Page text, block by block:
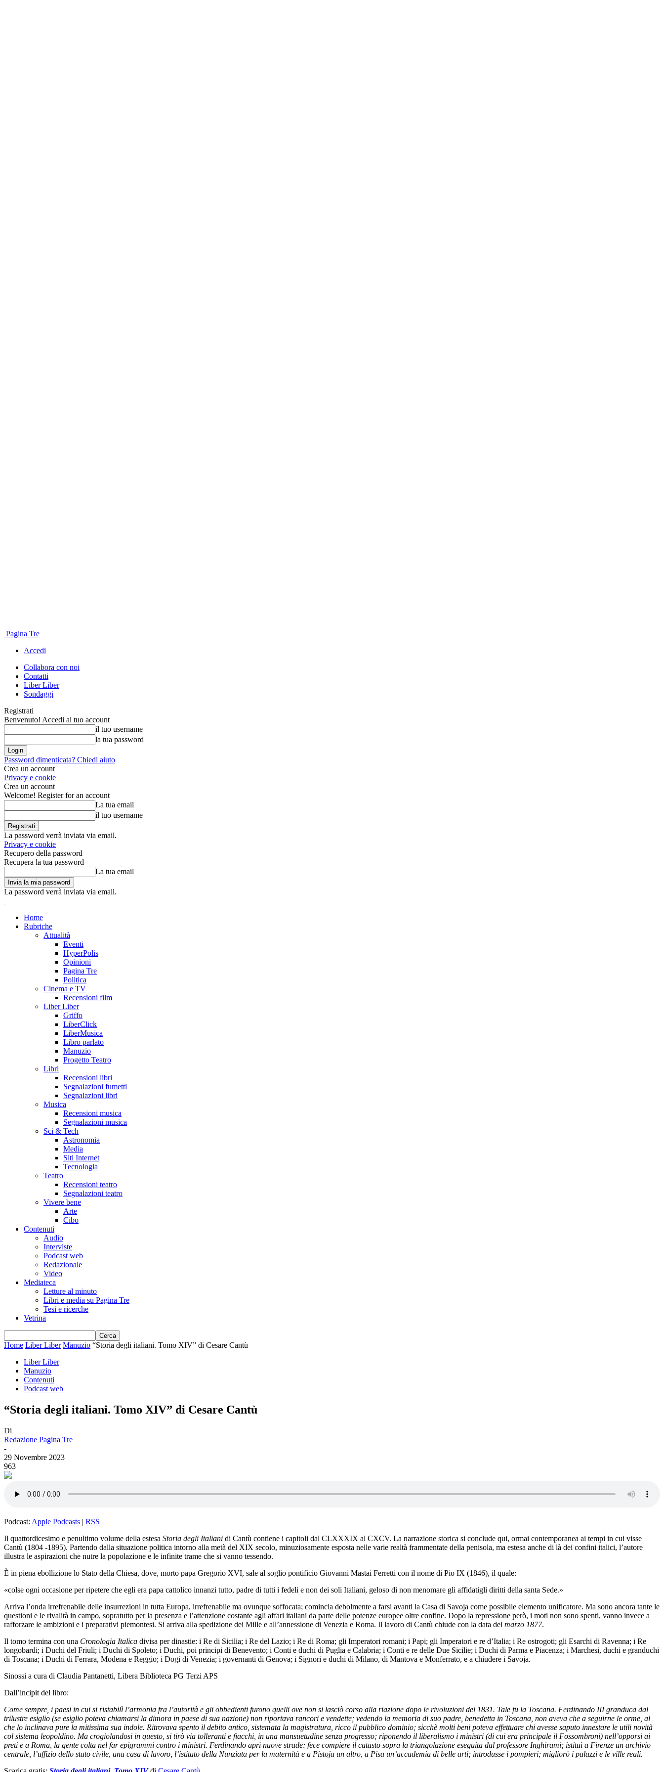
Pagina Tre
Accedi
Collabora con noi
Contatti
Liber Liber
Sondaggi
Registrati
Benvenuto! Accedi al tuo account
il tuo username
la tua password
Password dimenticata? Chiedi aiuto
Crea un account
Privacy e cookie
Crea un account
Welcome! Register for an account
La tua email
il tuo username
La password verrà inviata via email.
Privacy e cookie
Recupero della password
Recupera la tua password
La tua email
La password verrà inviata via email.
Home
Rubriche
Attualità
Eventi
HyperPolis
Opinioni
Pagina Tre
Politica
Cinema e TV
Recensioni film
Liber Liber
Griffo
LiberClick
LiberMusica
Libro parlato
Manuzio
Progetto Teatro
Libri
Recensioni libri
Segnalazioni fumetti
Segnalazioni libri
Musica
Recensioni musica
Segnalazioni musica
Sci & Tech
Astronomia
Media
Siti Internet
Tecnologia
Teatro
Recensioni teatro
Segnalazioni teatro
Vivere bene
Arte
Cibo
Contenuti
Audio
Interviste
Podcast web
Redazionale
Video
Mediateca
Letture al minuto
Libri e media su Pagina Tre
Tesi e ricerche
Vetrina
Home Liber Liber Manuzio “Storia degli italiani. Tomo XIV” di Cesare Cantù
Liber Liber
Manuzio
Contenuti
Podcast web
“Storia degli italiani. Tomo XIV” di Cesare Cantù
Di
Redazione Pagina Tre
-
29 Novembre 2023
963
Podcast: Apple Podcasts | RSS
Il quattordicesimo e penultimo volume della estesa Storia degli Italiani di Cantù contiene i capitoli dal CLXXXIX al CXCV. La narrazione storica si conclude qui, ormai contemporanea ai tempi in cui visse
Cantù (1804 -1895). Partendo dalla situazione politica intorno alla metà del XIX secolo, minuziosamente esposta nelle varie realtà frammentate della penisola, ma estesa anche di là dei confini italici, l’autore
illustra le aspirazioni che nutre la popolazione e le infinite trame che si vanno tessendo.
È in piena ebollizione lo Stato della Chiesa, dove, morto papa Gregorio XVI, sale al soglio pontificio Giovanni Mastai Ferretti con il nome di Pio IX (1846), il quale:
«colse ogni occasione per ripetere che egli era papa cattolico innanzi tutto, padre di tutti i fedeli e non dei soli Italiani, geloso di non menomare gli affidatigli diritti della santa Sede.»
Arriva l’onda irrefrenabile delle insurrezioni in tutta Europa, irrefrenabile ma ovunque soffocata; comincia debolmente a farsi avanti la Casa di Savoja come possibile elemento unificatore. Ma sono ancora tante le
questioni e le rivalità in campo, sopratutto per la presenza e l’attenzione costante agli affari italiani da parte delle potenze europee oltre confine. Dopo la repressione però, i moti non sono spenti, vanno invece a
rafforzare le ambizioni e i preparativi piemontesi. Si arriva alla spedizione dei Mille e all’annessione di Venezia e Roma. Il lavoro di Cantù chiude con la data del marzo 1877.
Il tomo termina con una Cronologia Italica divisa per dinastie: i Re di Sicilia; i Re del Lazio; i Re di Roma; gli Imperatori romani; i Papi; gli Imperatori e re d’Italia; i Re ostrogoti; gli Esarchi di Ravenna; i Re
longobardi; i Duchi del Friuli; i Duchi di Spoleto; i Duchi, poi principi di Benevento; i Conti e duchi di Puglia e Calabria; i Conti e re delle Due Sicilie; i Duchi di Parma e Piacenza; i Marchesi, duchi e granduchi
di Toscana; i Duchi di Ferrara, Modena e Reggio; i Dogi di Venezia; i governanti di Genova; i Signori e duchi di Milano, di Mantova e Monferrato, e a chiudere i Savoja.
Sinossi a cura di Claudia Pantanetti, Libera Biblioteca PG Terzi APS
Dall’incipit del libro:
Come sempre, i paesi in cui si ristabilì l’armonia fra l’autorità e gli obbedienti furono quelli ove non si lasciò corso alla riazione dopo le rivoluzioni del 1831. Tale fu la Toscana. Ferdinando III granduca dal
trilustre esiglio (se esiglio poteva chiamarsi la dimora in paese di sua nazione) non riportava rancori e vendette; vedendo la memoria di suo padre, benedetta in Toscana, non aveva che a seguirne le orme, al
che lo inclinava pure la mitissima sua indole. Ritrovava spento il debito antico, sistemata la magistratura, ricco il pubblico dominio; sicchè molti beni poteva effettuare chi avesse saputo innestare le utili novità
col sistema leopoldino. Ma crogiolandosi in questo, si tirò via tolleranti e fiacchi, in una mansuetudine senza progresso; riponendo il liberalismo i ministri (di cui era principale il Fossombroni) nell’opporsi ai
preti e a Roma, la gente colta nel far epigrammi contro i ministri. Ferdinando aprì nuove strade; fece compiere il catasto sopra la triangolazione eseguita dal professore Inghirami; istituì a Firenze un archivio
centrale, l’uffizio dello stato civile, una casa di lavoro, l’istituto della Nunziata per la maternità e a Pistoja un altro, a Pisa un’accademia di belle arti; introdusse i pompieri; migliorò i palazzi e le ville reali.